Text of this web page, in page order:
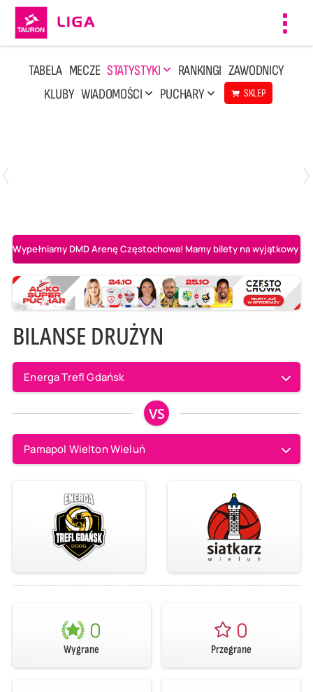
TABELA MECZE STATYSTYKI RANKINGI ZAWODNICY
KLUBY WIADOMOŚCI PUCHARY SKLEP
Wypełniamy DMD Arenę Częstochowa! Mamy bilety na wyjątkowy
BILANSE DRUŻYN
Energa Trefl Gdańsk
VS
Pamapol Wielton Wieluń
0
Wygrane
0
Przegrane